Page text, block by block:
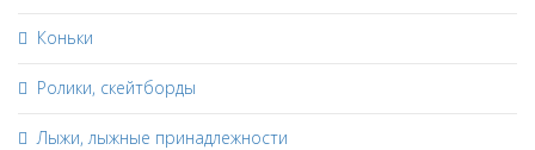
Коньки
Ролики, скейтборды
Лыжи, лыжные принадлежности